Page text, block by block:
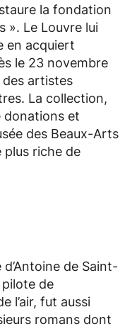
la fondation
». Le Louvre lui
en acquiert
le 23 novembre
des artistes
La collection,
donations et
des Beaux-Arts
plus riche de
d’Antoine de Saint-
pilote de
l’air, fut aussi
romans dont